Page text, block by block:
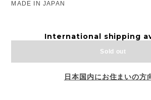
MADE IN JAPAN
International shipping
Sold out
日本国内にお住まいの方